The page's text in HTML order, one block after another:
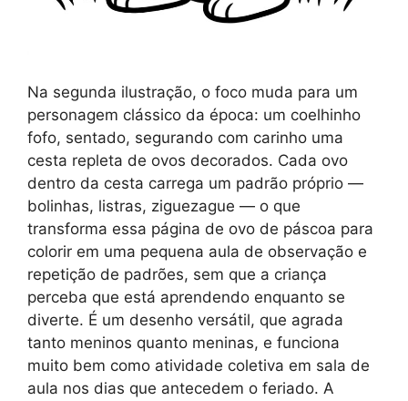
Na segunda ilustração, o foco muda para um
personagem clássico da época: um coelhinho
fofo, sentado, segurando com carinho uma
cesta repleta de ovos decorados. Cada ovo
dentro da cesta carrega um padrão próprio —
bolinhas, listras, ziguezague — o que
transforma essa página de ovo de páscoa para
colorir em uma pequena aula de observação e
repetição de padrões, sem que a criança
perceba que está aprendendo enquanto se
diverte. É um desenho versátil, que agrada
tanto meninos quanto meninas, e funciona
muito bem como atividade coletiva em sala de
aula nos dias que antecedem o feriado. A